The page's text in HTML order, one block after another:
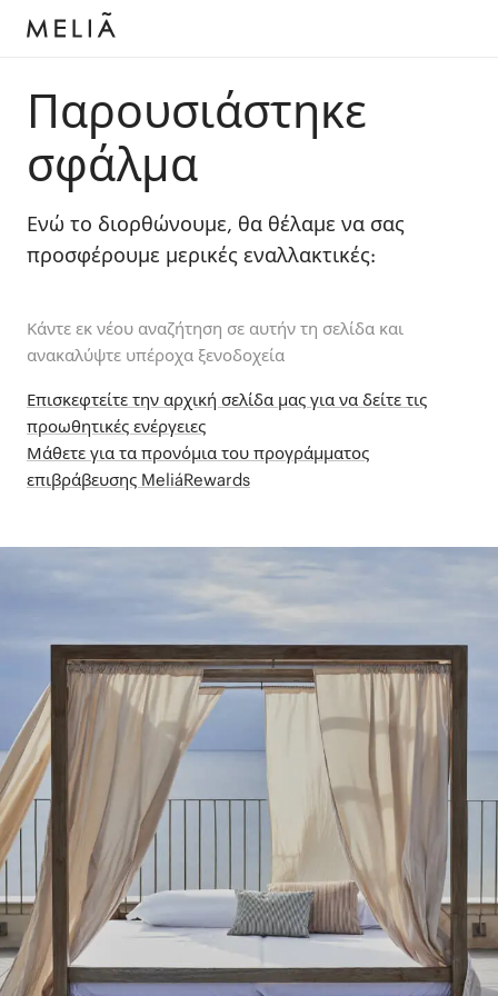
Παρουσιάστηκε
σφάλμα
Ενώ το διορθώνουμε, θα θέλαμε να σας
προσφέρουμε μερικές εναλλακτικές:
Κάντε εκ νέου αναζήτηση σε αυτήν τη σελίδα και
ανακαλύψτε υπέροχα ξενοδοχεία
Επισκεφτείτε την αρχική σελίδα μας για να δείτε τις
προωθητικές ενέργειες
Μάθετε για τα προνόμια του προγράμματος
επιβράβευσης MeliáRewards